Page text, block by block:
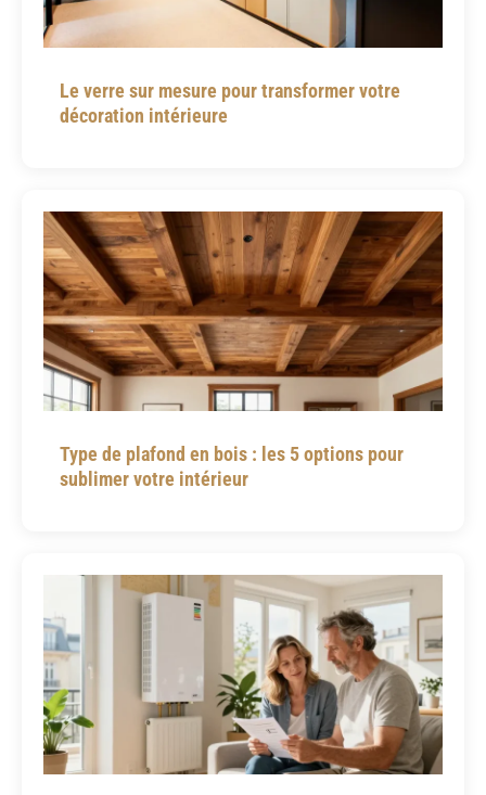
Le verre sur mesure pour transformer votre
décoration intérieure
Type de plafond en bois : les 5 options pour
sublimer votre intérieur